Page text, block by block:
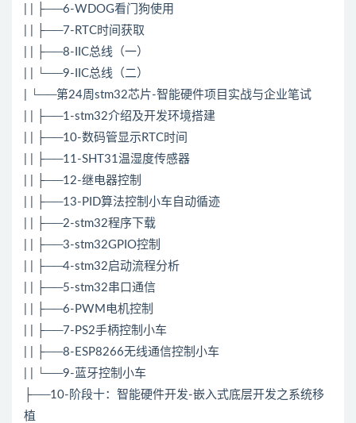
| | ├──6-WDOG看门狗使用
| | ├──7-RTC时间获取
| | ├──8-IIC总线（一）
| | └──9-IIC总线（二）
| └──第24周stm32芯片-智能硬件项目实战与企业笔试
| | ├──1-stm32介绍及开发环境搭建
| | ├──10-数码管显示RTC时间
| | ├──11-SHT31温湿度传感器
| | ├──12-继电器控制
| | ├──13-PID算法控制小车自动循迹
| | ├──2-stm32程序下载
| | ├──3-stm32GPIO控制
| | ├──4-stm32启动流程分析
| | ├──5-stm32串口通信
| | ├──6-PWM电机控制
| | ├──7-PS2手柄控制小车
| | ├──8-ESP8266无线通信控制小车
| | └──9-蓝牙控制小车
├──10-阶段十：智能硬件开发-嵌入式底层开发之系统移
植